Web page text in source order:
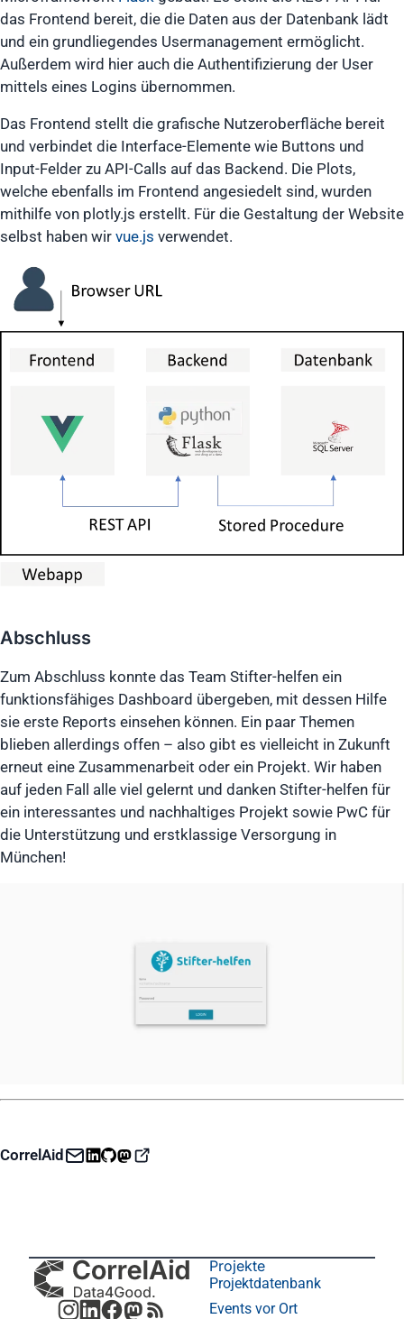
das Frontend bereit, die die Daten aus der Datenbank lädt
und ein grundliegendes Usermanagement ermöglicht.
Außerdem wird hier auch die Authentifizierung der User
mittels eines Logins übernommen.
Das Frontend stellt die grafische Nutzeroberfläche bereit
und verbindet die Interface-Elemente wie Buttons und
Input-Felder zu API-Calls auf das Backend. Die Plots,
welche ebenfalls im Frontend angesiedelt sind, wurden
mithilfe von plotly.js erstellt. Für die Gestaltung der Website
selbst haben wir vue.js verwendet.
Abschluss
Zum Abschluss konnte das Team Stifter-helfen ein
funktionsfähiges Dashboard übergeben, mit dessen Hilfe
sie erste Reports einsehen können. Ein paar Themen
blieben allerdings offen – also gibt es vielleicht in Zukunft
erneut eine Zusammenarbeit oder ein Projekt. Wir haben
auf jeden Fall alle viel gelernt und danken Stifter-helfen für
ein interessantes und nachhaltiges Projekt sowie PwC für
die Unterstützung und erstklassige Versorgung in
München!
CorrelAid
Projekte
Projektdatenbank
Events vor Ort